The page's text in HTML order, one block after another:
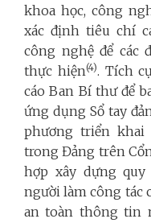
khoa học, công
xác định tiêu chí
công nghệ để các
thực hiện(4). Tích
cáo Ban Bí thư để
ứng dụng Sổ tay
phương triển
trong Đảng trên
hợp xây dựng
người làm công tác
an toàn thông tin